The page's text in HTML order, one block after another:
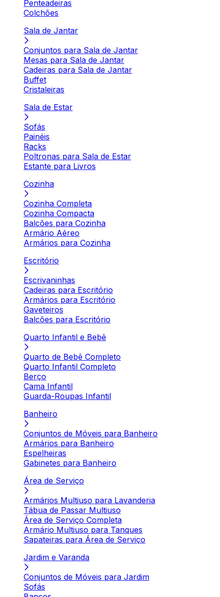
Penteadeiras
Colchões
Sala de Jantar
Conjuntos para Sala de Jantar
Mesas para Sala de Jantar
Cadeiras para Sala de Jantar
Buffet
Cristaleiras
Sala de Estar
Sofás
Painéis
Racks
Poltronas para Sala de Estar
Estante para Livros
Cozinha
Cozinha Completa
Cozinha Compacta
Balcões para Cozinha
Armário Aéreo
Armários para Cozinha
Escritório
Escrivaninhas
Cadeiras para Escritório
Armários para Escritório
Gaveteiros
Balcões para Escritório
Quarto Infantil e Bebê
Quarto de Bebê Completo
Quarto Infantil Completo
Berço
Cama Infantil
Guarda-Roupas Infantil
Banheiro
Conjuntos de Móveis para Banheiro
Armários para Banheiro
Espelheiras
Gabinetes para Banheiro
Área de Serviço
Armários Multiuso para Lavanderia
Tábua de Passar Multiuso
Área de Serviço Completa
Armário Multiuso para Tanques
Sapateiras para Área de Serviço
Jardim e Varanda
Conjuntos de Móveis para Jardim
Sofás